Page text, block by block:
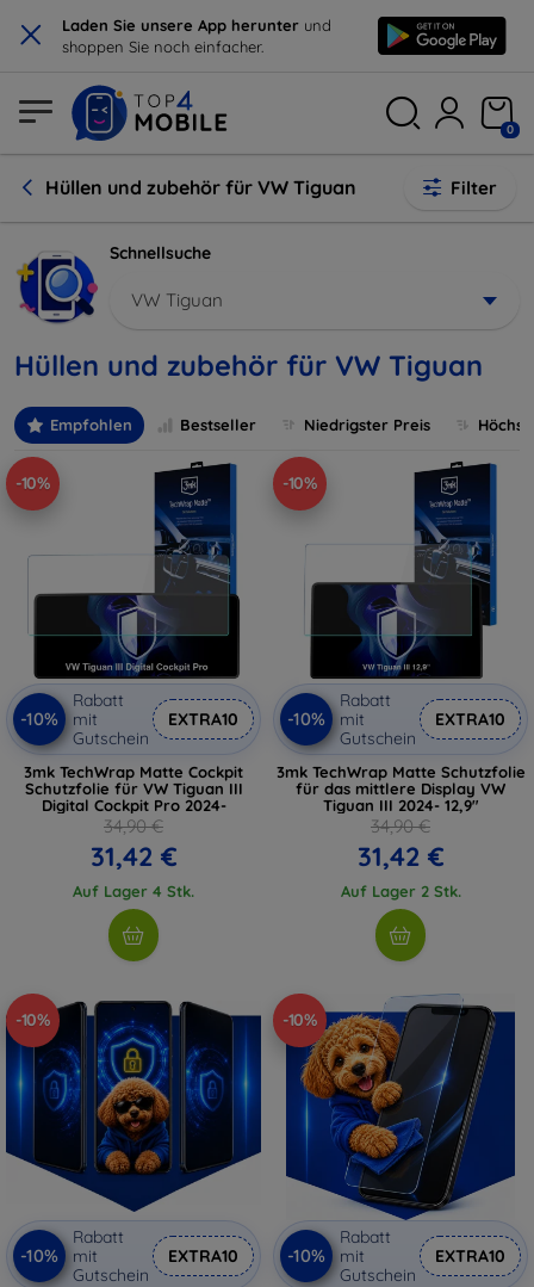
× Laden Sie unsere App herunter und
shoppen Sie noch einfacher.
0
Hüllen und zubehör für VW Tiguan Filter
Schnellsuche
VW Tiguan
Hüllen und zubehör für VW Tiguan
Empfohlen Bestseller Niedrigster Preis
-10%
-10%
Rabatt
mit
Gutschein
EXTRA10
3mk TechWrap Matte Cockpit
Schutzfolie für VW Tiguan III
Digital Cockpit Pro 2024-
34,90 €
31,42 €
Auf Lager 4 Stk.
-10%
-10%
Rabatt
mit
Gutschein
EXTRA10
3mk TechWrap Matte Schutzfolie
für das mittlere Display VW
Tiguan III 2024- 12,9"
34,90 €
31,42 €
Auf Lager 2 Stk.
-10%
-10%
Rabatt
mit
Gutschein
EXTRA10
-10%
-10%
Rabatt
mit
Gutschein
EXTRA10